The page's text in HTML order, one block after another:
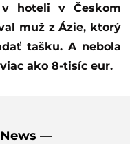
hoteli v Českom
muž z Ázie, ktorý
tašku. A nebola
ako 8-tisíc eur.
—